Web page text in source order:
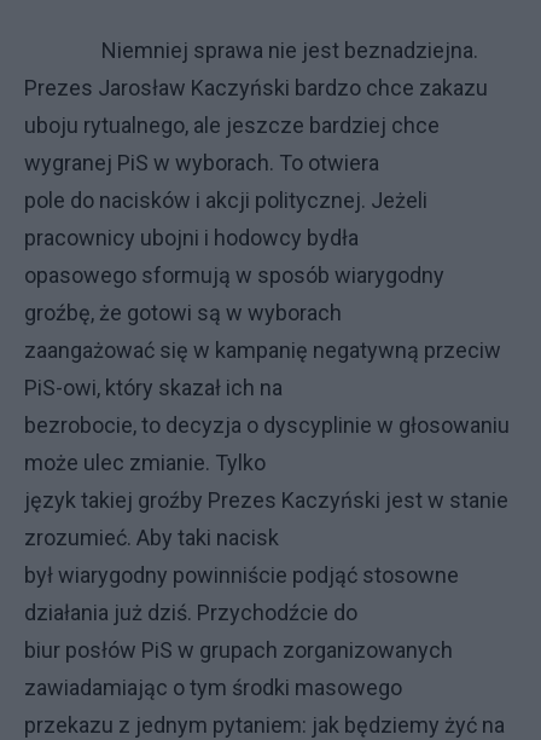
Niemniej sprawa nie jest beznadziejna.
Prezes Jarosław Kaczyński bardzo chce zakazu
uboju rytualnego, ale jeszcze bardziej chce
wygranej PiS w wyborach. To otwiera
pole do nacisków i akcji politycznej. Jeżeli
pracownicy ubojni i hodowcy bydła
opasowego sformują w sposób wiarygodny
groźbę, że gotowi są w wyborach
zaangażować się w kampanię negatywną przeciw
PiS-owi, który skazał ich na
bezrobocie, to decyzja o dyscyplinie w głosowaniu
może ulec zmianie. Tylko
język takiej groźby Prezes Kaczyński jest w stanie
zrozumieć. Aby taki nacisk
był wiarygodny powinniście podjąć stosowne
działania już dziś. Przychodźcie do
biur posłów PiS w grupach zorganizowanych
zawiadamiając o tym środki masowego
przekazu z jednym pytaniem: jak będziemy żyć na